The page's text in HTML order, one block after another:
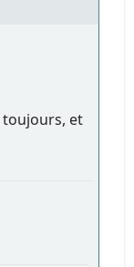
toujours, et